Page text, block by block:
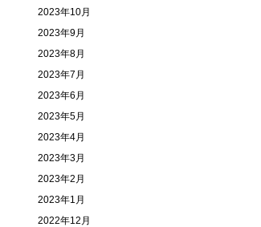
2023年10月
2023年9月
2023年8月
2023年7月
2023年6月
2023年5月
2023年4月
2023年3月
2023年2月
2023年1月
2022年12月